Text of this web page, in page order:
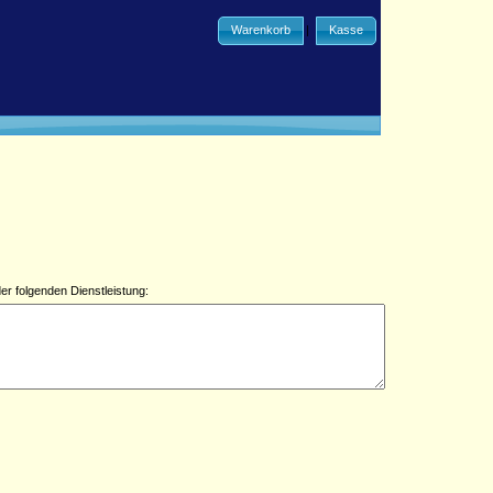
Warenkorb | Kasse
folgenden Dienstleistung: